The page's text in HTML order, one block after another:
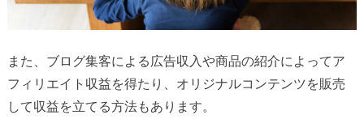
また、ブログ集客による広告収入や商品の紹介によってア
フィリエイト収益を得たり、オリジナルコンテンツを販売
して収益を立てる方法もあります。